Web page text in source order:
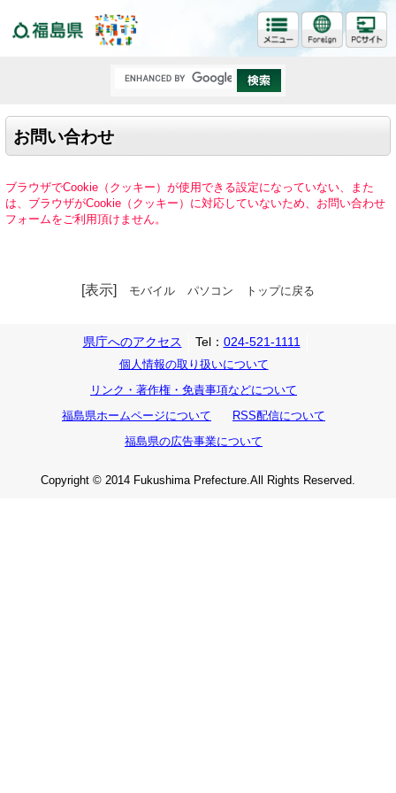
お問い合わせ
ブラウザでCookie（クッキー）が使用できる設定になっていない、また
は、ブラウザがCookie（クッキー）に対応していないため、お問い合わせ
フォームをご利用頂けません。
[表示] モバイル パソコン トップに戻る
県庁へのアクセス Tel： 024-521-1111
個人情報の取り扱いについて
リンク・著作権・免責事項などについて
福島県ホームページについて
RSS配信について
福島県の広告事業について
Copyright © 2014 Fukushima Prefecture.All Rights Reserved.